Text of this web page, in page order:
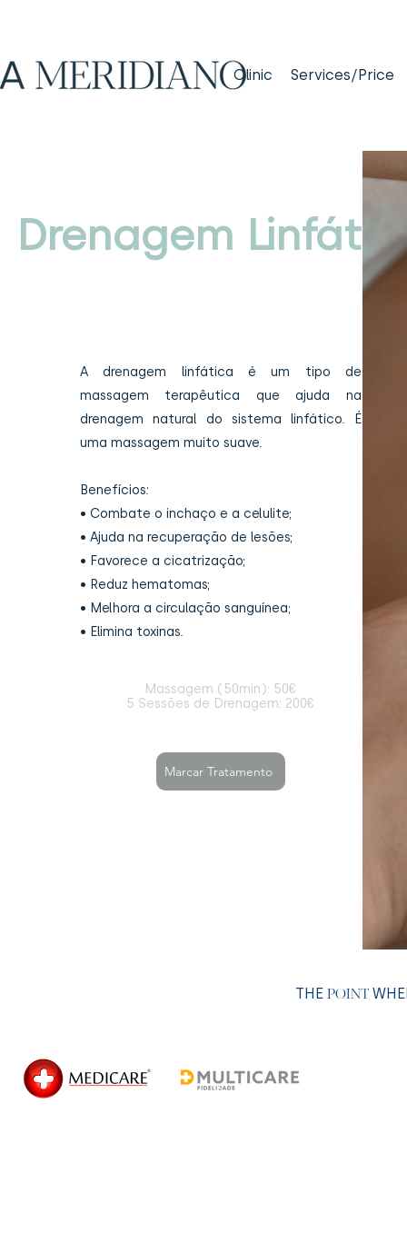
Clinic Services/Price
Drenagem
A drenagem linfática é um tipo de
massagem terapêutica que ajuda na
drenagem natural do sistema linfático. É
uma massagem muito suave.
Benefícios:
• Combate o inchaço e a celulite;
• Ajuda na recuperação de lesões;
• Favorece a cicatrização;
• Reduz hematomas;
• Melhora a circulação sanguínea;
• Elimina toxinas.
Massagem (50min): 50€
5 Sessões de Drenagem: 200€
Marcar Tratamento
THE POINT